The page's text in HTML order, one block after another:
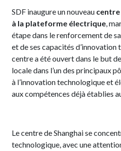
SDF inaugure un nouveau
à la plateforme électrique,
étape dans le renforcement de
et de ses capacités d’innovation
centre a été ouvert dans le but
locale dans l’un des principaux
à l’innovation technologique et
aux compétences déjà établies
Le centre de Shanghai se
technologique, avec une